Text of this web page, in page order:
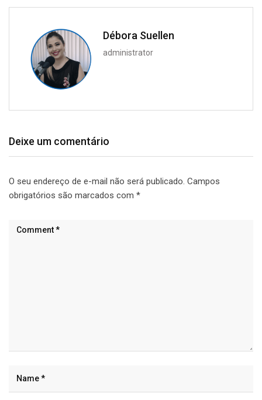
Débora Suellen
administrator
Deixe um comentário
O seu endereço de e-mail não será publicado. Campos
obrigatórios são marcados com *